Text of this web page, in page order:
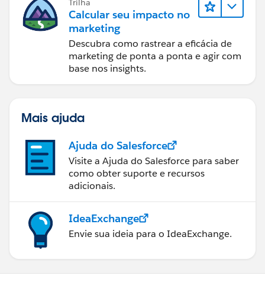
Trilha
Calcular seu impacto no
marketing
Descubra como rastrear a eficácia de
marketing de ponta a ponta e agir com
base nos insights.
Mais ajuda
Ajuda do Salesforce
Visite a Ajuda do Salesforce para saber
como obter suporte e recursos
adicionais.
IdeaExchange
Envie sua ideia para o IdeaExchange.